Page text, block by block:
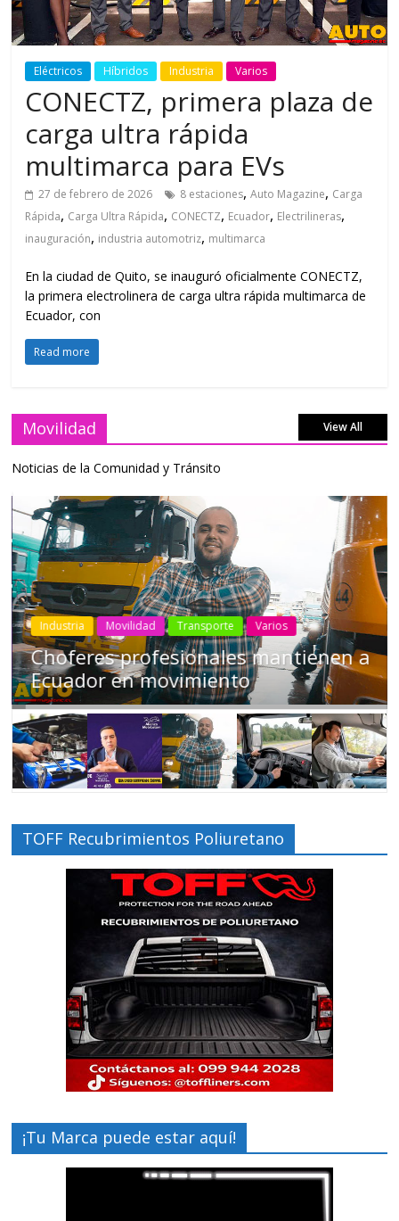
Eléctricos Híbridos Industria Varios
CONECTZ, primera plaza de
carga ultra rápida
multimarca para EVs
27 de febrero de 2026 8 estaciones,Auto Magazine, Carga
Rápida, Carga Ultra Rápida, CONECTZ, Ecuador, Electrilineras,
inauguración, industria automotriz, multimarca
En la ciudad de Quito, se inauguró oficialmente CONECTZ,
la primera electrolinera de carga ultra rápida multimarca de
Ecuador, con
Read more
Movilidad View All
Noticias de la Comunidad y Tránsito
Industria Movilidad Transporte Varios
Choferes profesionales mantienen a
Ecuador en movimiento
TOFF Recubrimientos Poliuretano
¡Tu Marca puede estar aquí!